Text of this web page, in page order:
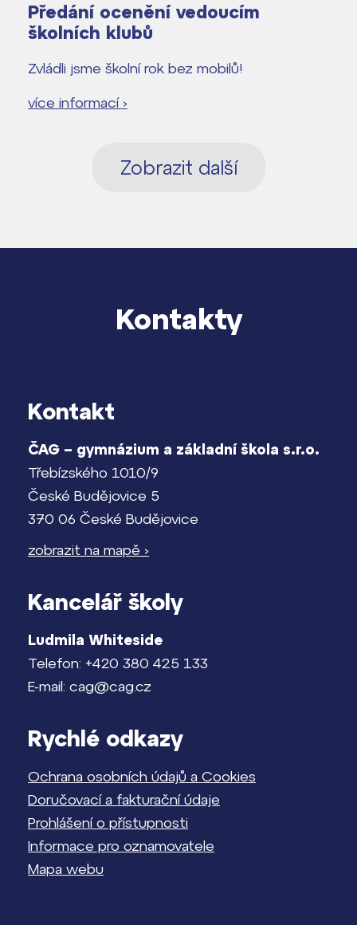
Předání ocenění vedoucím
školních klubů
Zvládli jsme školní rok bez mobilů!
více informací ›
Zobrazit další
Kontakty
Kontakt
ČAG – gymnázium a základní škola s.r.o.
Třebízského 1010/9
České Budějovice 5
370 06 České Budějovice
zobrazit na mapě ›
Kancelář školy
Ludmila Whiteside
Telefon: +420 380 425 133
E-mail: cag@cag.cz
Rychlé odkazy
Ochrana osobních údajů a Cookies
Doručovací a fakturační údaje
Prohlášení o přístupnosti
Informace pro oznamovatele
Mapa webu